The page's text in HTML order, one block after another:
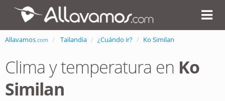
Allavamos.com Tailandia ¿Cuándo ir? Ko Similan
Clima y temperatura en Ko
Similan